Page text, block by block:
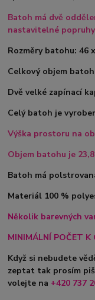
Batoh má dvě
nastavitelné popruhy
Rozměry batohu: 46
Celkový objem
Dvě velké zapínací
Celý batoh je
Výška prostoru na
Objem batohu je
Batoh má
Materiál 100 %
Několik barevných
MINIMÁLNÍ POČET K
Když si nebudete
zeptat tak prosím
volejte na +420 737